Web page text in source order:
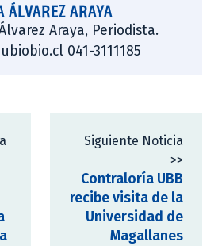
ÁLVAREZ ARAYA
Araya, Periodista.
041-3111185
Siguiente Noticia
>>
Contraloría UBB
recibe visita de la
Universidad de
Magallanes